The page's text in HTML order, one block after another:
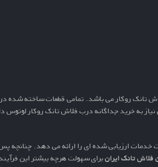
تانک روکار می باشد. تمامی قطعات ساخته شده در
به خرید جداگانهدرب فلاش تانک روکار لوتوس
ارزیابی شده ای را ارائه می دهد. چنانچه
تانک ایرانبرای سهولت هرچه بیشتر این